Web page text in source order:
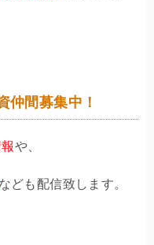
仲間募集中！
や、
なども配信致します。